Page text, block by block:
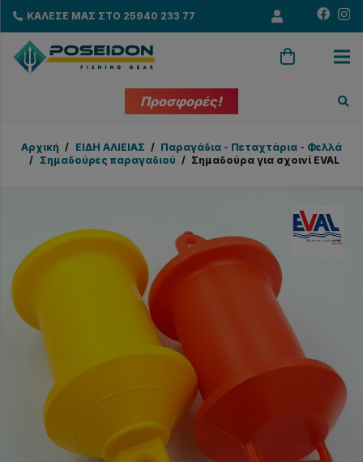
ΚΑΛΕΣΕ ΜΑΣ ΣΤΟ 25940 233 77
Προσφορές!
Αρχική / EΙΔΗ ΑΛΙΕΙΑΣ / Παραγάδια - Πεταχτάρια - Φελλά
/ Σημαδούρες παραγαδιού / Σημαδούρα για σχοινί EVAL